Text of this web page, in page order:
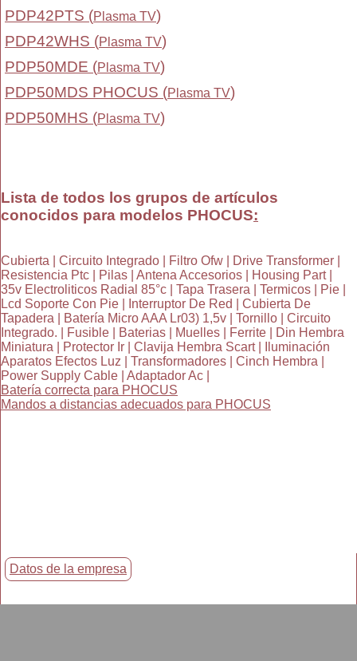
PDP42PTS (Plasma TV)
PDP42WHS (Plasma TV)
PDP50MDE (Plasma TV)
PDP50MDS PHOCUS (Plasma TV)
PDP50MHS (Plasma TV)
Lista de todos los grupos de artículos
conocidos para modelos PHOCUS:
Cubierta | Circuito Integrado | Filtro Ofw | Drive Transformer |
Resistencia Ptc | Pilas | Antena Accesorios | Housing Part |
35v Electroliticos Radial 85°c | Tapa Trasera | Termicos | Pie |
Lcd Soporte Con Pie | Interruptor De Red | Cubierta De
Tapadera | Batería Micro AAA Lr03) 1,5v | Tornillo | Circuito
Integrado. | Fusible | Baterias | Muelles | Ferrite | Din Hembra
Miniatura | Protector Ir | Clavija Hembra Scart | Iluminación
Aparatos Efectos Luz | Transformadores | Cinch Hembra |
Power Supply Cable | Adaptador Ac |
Batería correcta para PHOCUS
Mandos a distancias adecuados para PHOCUS
Datos de la empresa